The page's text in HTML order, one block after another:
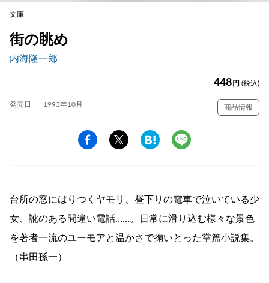
文庫
街の眺め
内海隆一郎
448 円 (税込)
発売日 1993年10月 商品情報
台所の窓にはりつくヤモリ、昼下りの電車で泣いている少
女、訛のある間違い電話……。日常に滑り込む様々な景色
を著者一流のユーモアと温かさで掬いとった掌篇小説集。
（串田孫一）